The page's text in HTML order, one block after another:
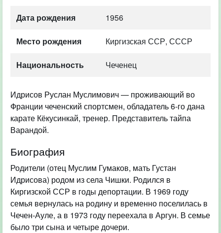
Дата рождения 1956
Место рождения Киргизская ССР, СССР
Национальность Чеченец
Идрисов Руслан Муслимович — проживающий во
Франции чеченский спортсмен, обладатель 6-го дана
карате Кёкусинкай, тренер. Представитель тайпа
Варандой.
Биография
Родители (отец Муслим Гумаков, мать Густан
Идрисова) родом из села Чишки. Родился в
Киргизской ССР в годы депортации. В 1969 году
семья вернулась на родину и временно поселилась в
Чечен-Ауле, а в 1973 году переехала в Аргун. В семье
было три сына и четыре дочери.